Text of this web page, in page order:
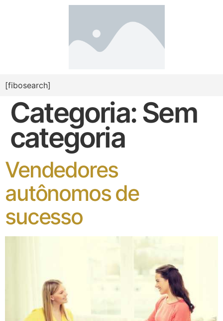
[fibosearch]
Categoria:Sem
categoria
Vendedores
autônomos de
sucesso